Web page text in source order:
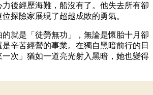
後經歷海難，船沒有了。他失去所有卻
探險家展現了超越成敗的勇氣。
的就是「徒勞無功」，無論是懷胎十月卻
辛苦經營的事業。在獨自黑暗前行的日
次」猶如一道亮光射入黑暗，她也變得